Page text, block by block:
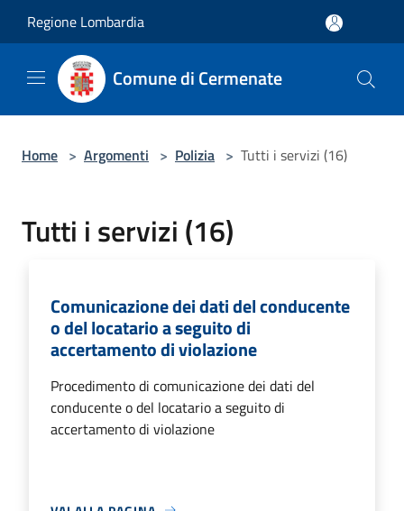
Regione Lombardia
Comune di Cermenate
Home > Argomenti > Polizia > Tutti i servizi (16)
Tutti i servizi (16)
Comunicazione dei dati del conducente
o del locatario a seguito di
accertamento di violazione
Procedimento di comunicazione dei dati del
conducente o del locatario a seguito di
accertamento di violazione